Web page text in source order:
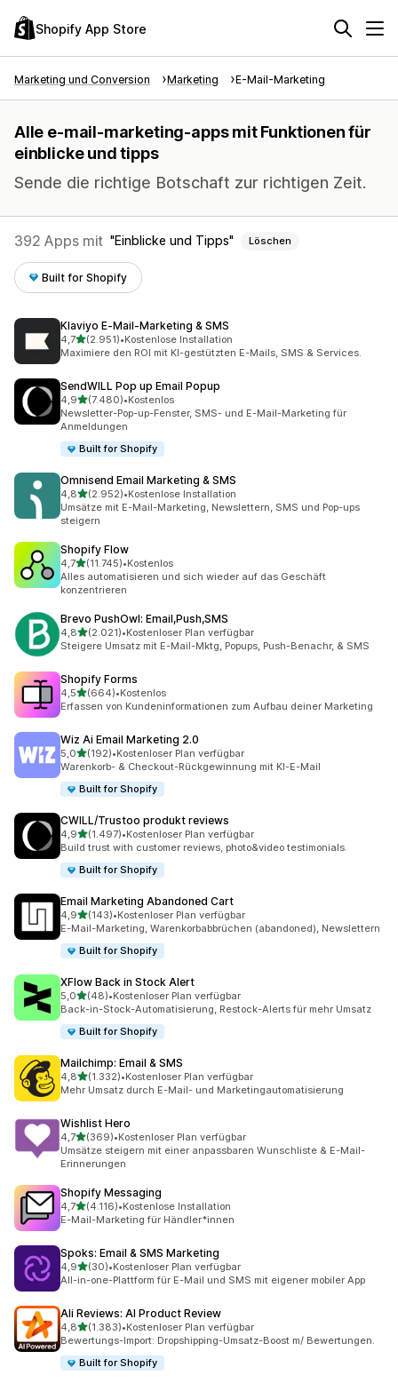
Shopify App Store
Marketing und Conversion Marketing E-Mail-Marketing
Alle e-mail-marketing-apps mit Funktionen für
einblicke und tipps
Sende die richtige Botschaft zur richtigen Zeit.
392 Apps mit Einblicke und Tipps Löschen
Built for Shopify
Klaviyo E‑Mail‑Marketing & SMS
4,7von 5 Sternen
(2.951)
2951 Rezensionen insgesamt
•Kostenlose Installation
Maximiere den ROI mit KI-gestützten E-Mails, SMS & Services.
SendWILL Pop up Email Popup
4,9von 5 Sternen
(7.480)
7480 Rezensionen insgesamt
•Kostenlos
Newsletter-Pop-up-Fenster, SMS- und E-Mail-Marketing für
Anmeldungen
Built for Shopify
Omnisend Email Marketing & SMS
4,8von 5 Sternen
(2.952)
2952 Rezensionen insgesamt
•Kostenlose Installation
Umsätze mit E-Mail-Marketing, Newslettern, SMS und Pop-ups
steigern
Shopify Flow
4,7von 5 Sternen
(11.745)
11745 Rezensionen insgesamt
•Kostenlos
Alles automatisieren und sich wieder auf das Geschäft
konzentrieren
Brevo PushOwl: Email,Push,SMS
4,8von 5 Sternen
(2.021)
2021 Rezensionen insgesamt
•Kostenloser Plan verfügbar
Steigere Umsatz mit E-Mail-Mktg, Popups, Push-Benachr, & SMS
Shopify Forms
4,5von 5 Sternen
(664)
664 Rezensionen insgesamt
•Kostenlos
Erfassen von Kundeninformationen zum Aufbau deiner Marketing
Wiz Ai Email Marketing 2.0
5,0von 5 Sternen
(192)
192 Rezensionen insgesamt
•Kostenloser Plan verfügbar
Warenkorb- & Checkout-Rückgewinnung mit KI-E-Mail
Built for Shopify
CWILL/Trustoo produkt reviews
4,9von 5 Sternen
(1.497)
1497 Rezensionen insgesamt
•Kostenloser Plan verfügbar
Build trust with customer reviews, photo&video testimonials.
Built for Shopify
Email Marketing Abandoned Cart
4,9von 5 Sternen
(143)
143 Rezensionen insgesamt
•Kostenloser Plan verfügbar
E-Mail-Marketing, Warenkorbabbrüchen (abandoned), Newslettern
Built for Shopify
XFlow Back in Stock Alert
5,0von 5 Sternen
(48)
48 Rezensionen insgesamt
•Kostenloser Plan verfügbar
Back-in-Stock-Automatisierung, Restock-Alerts für mehr Umsatz
Built for Shopify
Mailchimp: Email & SMS
4,8von 5 Sternen
(1.332)
1332 Rezensionen insgesamt
•Kostenloser Plan verfügbar
Mehr Umsatz durch E-Mail- und Marketingautomatisierung
Wishlist Hero
4,7von 5 Sternen
(369)
369 Rezensionen insgesamt
•Kostenloser Plan verfügbar
Umsätze steigern mit einer anpassbaren Wunschliste & E-Mail-
Erinnerungen
Shopify Messaging
4,7von 5 Sternen
(4.116)
4116 Rezensionen insgesamt
•Kostenlose Installation
E-Mail-Marketing für Händler*innen
Spoks: Email & SMS Marketing
4,9von 5 Sternen
(30)
30 Rezensionen insgesamt
•Kostenloser Plan verfügbar
All-in-one-Plattform für E-Mail und SMS mit eigener mobiler App
Ali Reviews: AI Product Review
4,8von 5 Sternen
(1.383)
1383 Rezensionen insgesamt
•Kostenloser Plan verfügbar
Bewertungs-Import: Dropshipping-Umsatz-Boost m/ Bewertungen.
Built for Shopify